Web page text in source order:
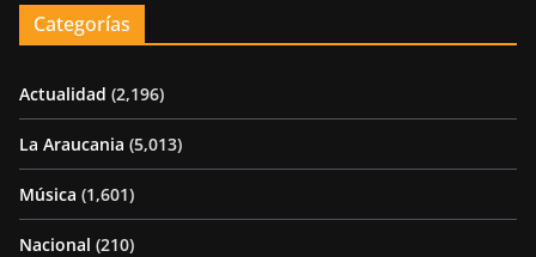
Categorías
Actualidad (2,196)
La Araucania (5,013)
Música (1,601)
Nacional (210)